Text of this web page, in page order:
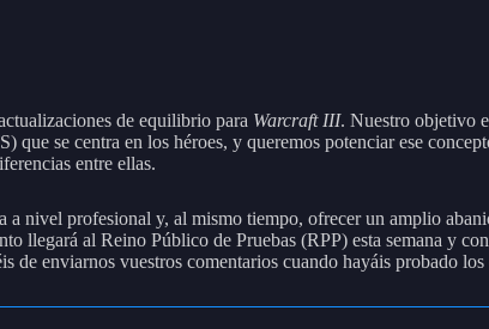
de equilibrio para Warcraft III. Nuestro objetivo
que se centra en los héroes, y queremos potenciar ese
entre ellas.
nivel profesional y, al mismo tiempo, ofrecer un amplio
llegará al Reino Público de Pruebas (RPP) esta semana y
enviarnos vuestros comentarios cuando hayáis probado los